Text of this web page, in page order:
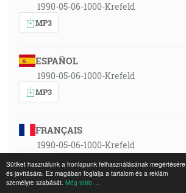
Sütiket használunk a honlapunk felhasználásának megértésére
és javítására. Ez magában foglalja a tartalom és a reklám
személyre szabását. Még több ...
1990-05-06-1000-Krefeld
MP3
ESPAÑOL
1990-05-06-1000-Krefeld
MP3
FRANÇAIS
1990-05-06-1000-Krefeld
MP3